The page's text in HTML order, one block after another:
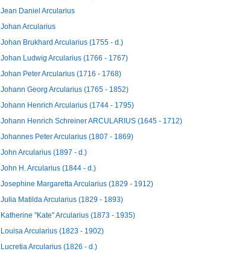
Jean Daniel Arcularius
Johan Arcularius
Johan Brukhard Arcularius (1755 - d.)
Johan Ludwig Arcularius (1766 - 1767)
Johan Peter Arcularius (1716 - 1768)
Johann Georg Arcularius (1765 - 1852)
Johann Henrich Arcularius (1744 - 1795)
Johann Henrich Schreiner ARCULARIUS (1645 - 1712)
Johannes Peter Arcularius (1807 - 1869)
John Arcularius (1897 - d.)
John H. Arcularius (1844 - d.)
Josephine Margaretta Arcularius (1829 - 1912)
Julia Matilda Arcularius (1829 - 1893)
Katherine "Kate" Arcularius (1873 - 1935)
Louisa Arcularius (1823 - 1902)
Lucretia Arcularius (1826 - d.)